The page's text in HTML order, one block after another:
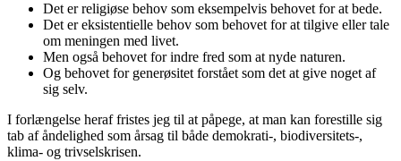
Det er religiøse behov som eksempelvis behovet for at bede.
Det er eksistentielle behov som behovet for at tilgive eller tale
om meningen med livet.
Men også behovet for indre fred som at nyde naturen.
Og behovet for generøsitet forstået som det at give noget af
sig selv.
I forlængelse heraf fristes jeg til at påpege, at man kan forestille sig
tab af åndelighed som årsag til både demokrati-, biodiversitets-,
klima- og trivselskrisen.